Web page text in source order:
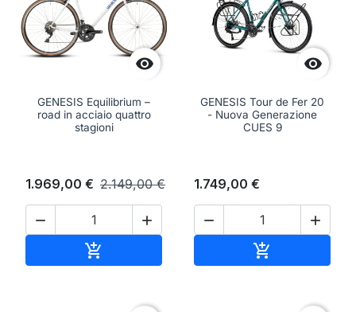

GENESIS Equilibrium –
road in acciaio quattro
stagioni
1.969,00 € 2.149,00 €
 


GENESIS Tour de Fer 20
- Nuova Generazione
CUES 9
1.749,00 €
 
